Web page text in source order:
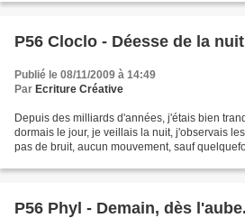
P56 Cloclo - Déesse de la nuit
Publié le 08/11/2009 à 14:49
Par Ecriture Créative
Depuis des milliards d'années, j'étais bien
dormais le jour, je veillais la nuit, j'observais
pas de bruit, aucun mouvement, sauf
P56 Phyl - Demain, dès l'aube.